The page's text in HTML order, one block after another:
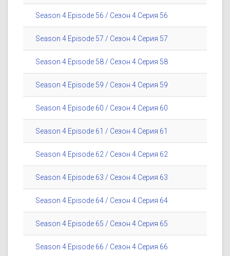
Season 4 Episode 56 / Сезон 4 Серия 56
Season 4 Episode 57 / Сезон 4 Серия 57
Season 4 Episode 58 / Сезон 4 Серия 58
Season 4 Episode 59 / Сезон 4 Серия 59
Season 4 Episode 60 / Сезон 4 Серия 60
Season 4 Episode 61 / Сезон 4 Серия 61
Season 4 Episode 62 / Сезон 4 Серия 62
Season 4 Episode 63 / Сезон 4 Серия 63
Season 4 Episode 64 / Сезон 4 Серия 64
Season 4 Episode 65 / Сезон 4 Серия 65
Season 4 Episode 66 / Сезон 4 Серия 66